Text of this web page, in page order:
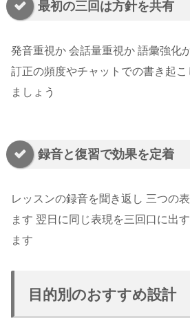
最初の三回は方針を共有
発音重視か 会話量重視か 語彙強化
訂正の頻度やチャットでの書き起こ
ましょう
録音と復習で効果を定着
レッスンの録音を聞き返し 三つの
ます 翌日に同じ表現を三回口に出
ます
目的別のおすすめ設計